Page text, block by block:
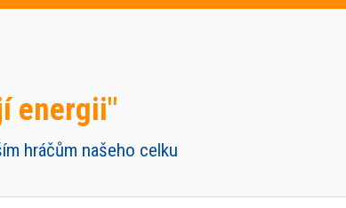
energii"
hráčům našeho celku